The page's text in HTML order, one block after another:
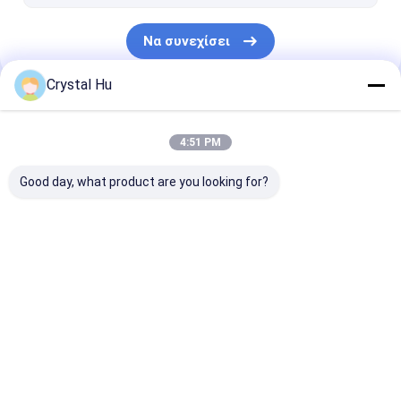
Να συνεχίσει
Οι Κατηγορίες Μας
Crystal Hu
4:51 PM
Good day, what product are you looking for?